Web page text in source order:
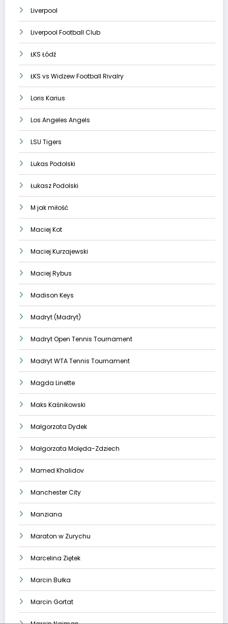
Liverpool
Liverpool Football Club
ŁKS Łódź
ŁKS vs Widzew Football Rivalry
Loris Karius
Los Angeles Angels
LSU Tigers
Lukas Podolski
Łukasz Podolski
M jak miłość
Maciej Kot
Maciej Kurzajewski
Maciej Rybus
Madison Keys
Madryt (Madryt)
Madryt Open Tennis Tournament
Madryt WTA Tennis Tournament
Magda Linette
Maks Kaśnikowski
Małgorzata Dydek
Małgorzata Molęda-Zdziech
Mamed Khalidov
Manchester City
Manziana
Maraton w Zurychu
Marcelina Ziętek
Marcin Bułka
Marcin Gortat